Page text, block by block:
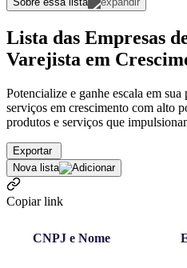
Lista das Empresas
Varejista em
Potencialize e ganhe escala em
serviços em crescimento com alto
produtos e serviços que
Exportar
Nova lista
Copiar link
CNPJ e Nome